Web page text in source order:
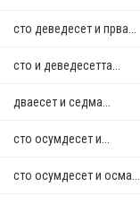
сто деведесет и прва...
сто и деведесетта...
дваесет и седма...
сто осумдесет и...
сто осумдесет и осма...